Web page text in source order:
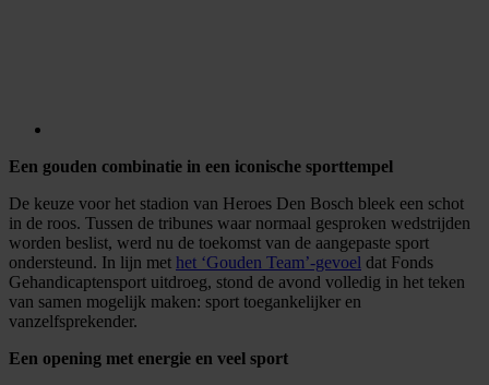
Een gouden combinatie in een iconische sporttempel
De keuze voor het stadion van Heroes Den Bosch bleek een schot
in de roos. Tussen de tribunes waar normaal gesproken wedstrijden
worden beslist, werd nu de toekomst van de aangepaste sport
ondersteund. In lijn met het ‘Gouden Team’-gevoel dat Fonds
Gehandicaptensport uitdroeg, stond de avond volledig in het teken
van samen mogelijk maken: sport toegankelijker en
vanzelfsprekender.
Een opening met energie en veel sport